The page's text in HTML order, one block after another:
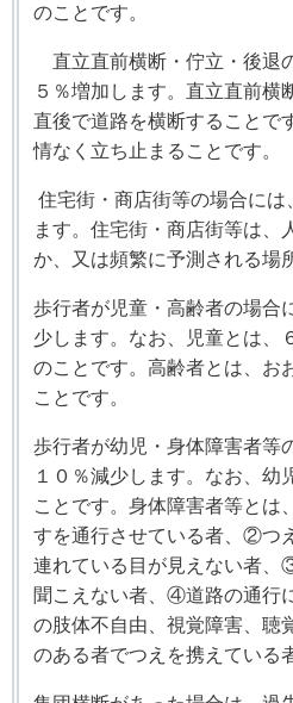
のことです。
直立直前横断・佇立・後退
５％増加します。直立直前横
直後で道路を横断することで
情なく立ち止まることです。
住宅街・商店街等の場合には
ます。住宅街・商店街等は、
か、又は頻繁に予測される場
歩行者が児童・高齢者の場合
少します。なお、児童とは、
のことです。高齢者とは、お
ことです。
歩行者が幼児・身体障害者等
１０％減少します。なお、幼
ことです。身体障害者等と
すを通行させている者、②つ
連れている目が見えない者
聞こえない者、④道路の通行
の肢体不自由、視覚障害、聴
のある者でつえを携えている